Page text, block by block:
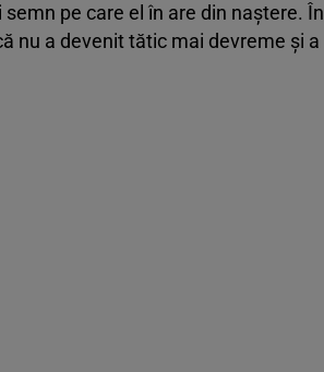
pe care el în are din naștere. În
nu a devenit tătic mai devreme și a